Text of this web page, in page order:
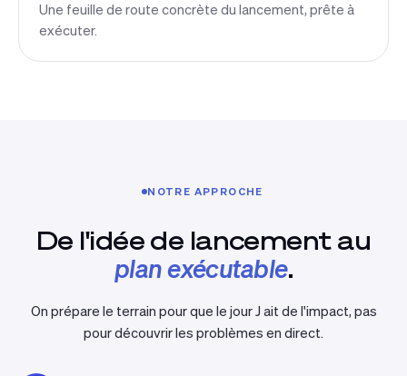
Une feuille de route concrète du lancement, prête à
exécuter.
NOTRE APPROCHE
De l'idée de lancement au
plan exécutable.
On prépare le terrain pour que le jour J ait de l'impact, pas
pour découvrir les problèmes en direct.